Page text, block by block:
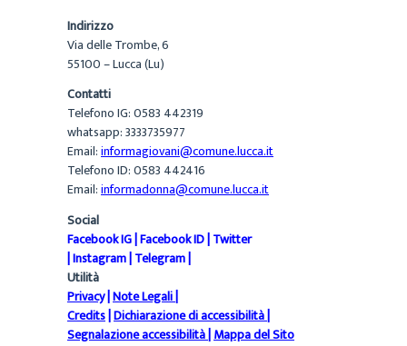
Indirizzo
Via delle Trombe, 6
55100 – Lucca (Lu)
Contatti
Telefono IG: 0583 442319
whatsapp: 3333735977
Email:informagiovani@comune.lucca.it
Telefono ID: 0583 442416
Email:informadonna@comune.lucca.it
Social
Facebook IG|Facebook ID|Twitter
|Instagram|Telegram|
Utilità
Privacy|Note Legali|
Credits|Dichiarazione di accessibilità|
Segnalazione accessibilità|Mappa del Sito